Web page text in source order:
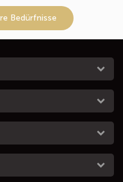
Bedürfnisse